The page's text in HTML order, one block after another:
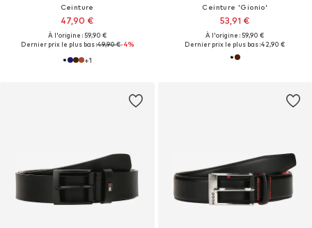
Ceinture
47,90 €
À l'origine : 59,90 €
Dernier prix le plus bas :49,90 €-4%
+1
Ceinture 'Gionio'
53,91 €
À l'origine : 59,90 €
Dernier prix le plus bas :42,90 €